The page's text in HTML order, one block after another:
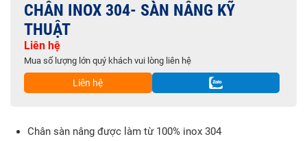
CHÂN INOX 304- SÀN NÂNG KỸ
THUẬT
Liên hệ
Mua số lượng lớn quý khách vui lòng liên hệ
Liên hệ
Chân sàn nâng được làm từ 100% inox 304